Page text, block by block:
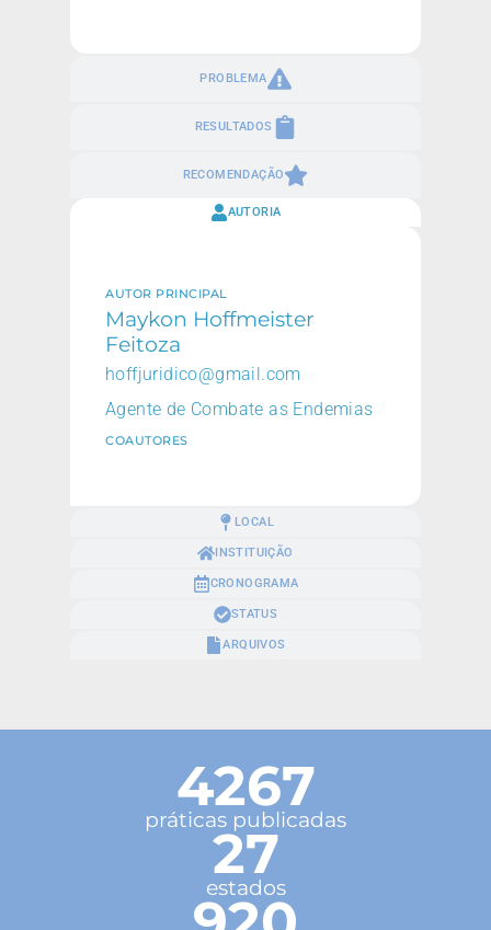
PROBLEMA
RESULTADOS
RECOMENDAÇÃO
AUTORIA
LOCAL
INSTITUIÇÃO
CRONOGRAMA
STATUS
ARQUIVOS
AUTOR PRINCIPAL
Maykon Hoffmeister
Feitoza
hoffjuridico@gmail.com
Agente de Combate as Endemias
COAUTORES
4267
práticas publicadas
27
estados